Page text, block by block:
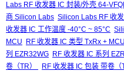
Labs RF 收发器 IC 封装/外壳 64-
商 Silicon Labs Silicon Labs RF 收
收发器 IC 工作温度 -40°C ~ 85°C
MCU
RF 收发器 IC 类型 TxRx + MCU
列 EZR32WG RF 收发器 IC 系列
卷（TR）
RF 收发器 IC 包装 带卷（